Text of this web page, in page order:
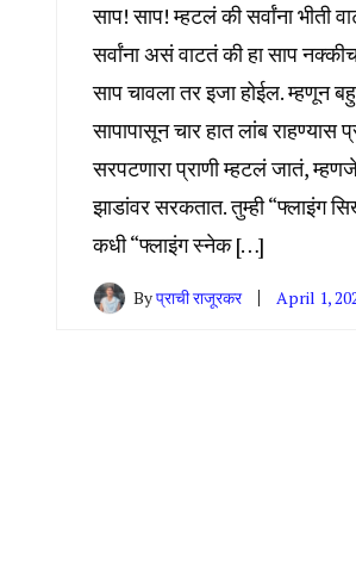
साप! साप! म्हटलं की सर्वांना भीती
सर्वांना असं वाटतं की हा साप
साप चावला तर इजा होईल. म्हणून
सापापासून चार हात लांब राहण्यास
सरपटणारा प्राणी म्हटलं जातं,
झाडांवर सरकतात. तुम्ही
कधी “फ्लाइंग स्नेक […]
Byप्राची राजूरकर April 1,